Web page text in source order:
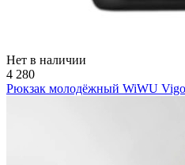
Нет в наличии
4 280
Рюкзак молодёжный WiWU